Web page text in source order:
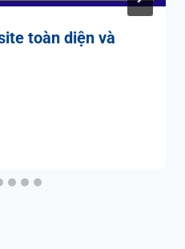
toàn diện và